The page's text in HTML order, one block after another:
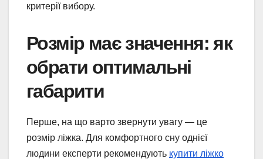
критерії вибору.
Розмір має значення: як
обрати оптимальні
габарити
Перше, на що варто звернути увагу — це
розмір ліжка. Для комфортного сну однієї
людини експерти рекомендують купити ліжко